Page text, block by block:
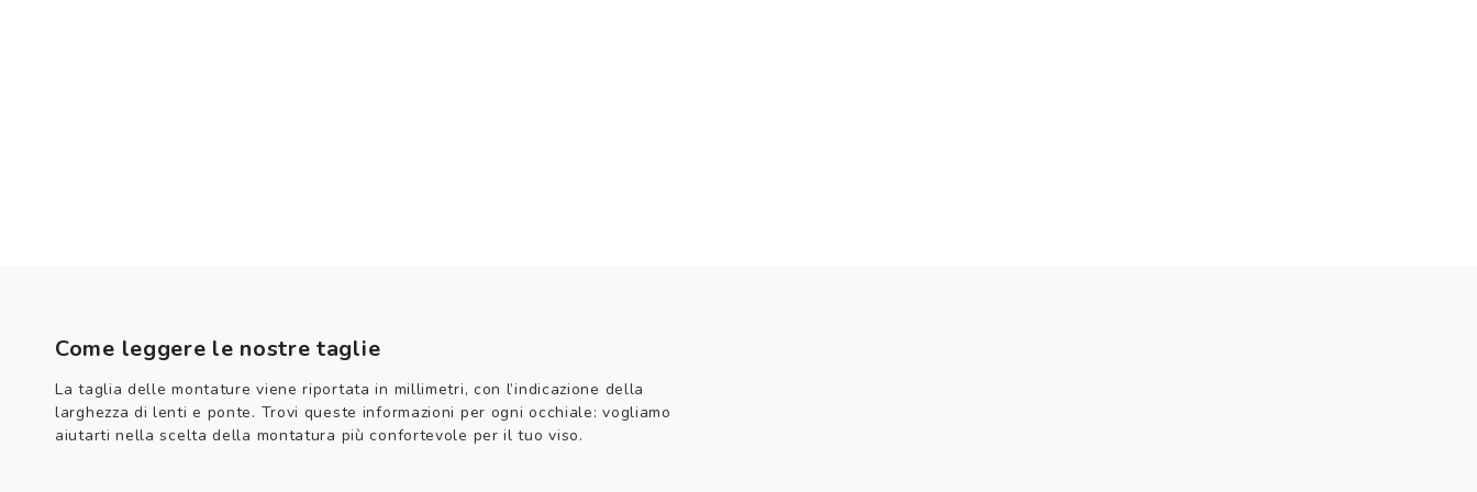
Come leggere le nostre taglie
La taglia delle montature viene riportata in millimetri, con l’indicazione della
larghezza di lenti e ponte. Trovi queste informazioni per ogni occhiale: vogliamo
aiutarti nella scelta della montatura più confortevole per il tuo viso.